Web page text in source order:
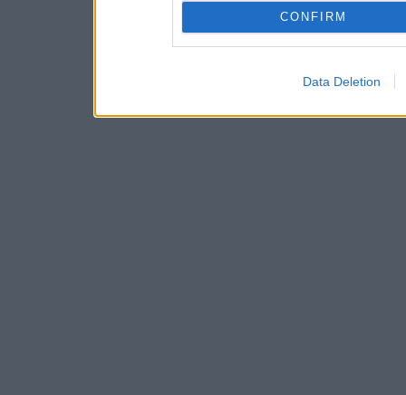
CONFIRM
Data Deletion